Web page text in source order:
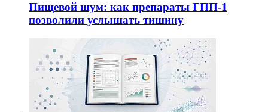
Пищевой шум: как препараты ГПП-1
позволили услышать тишину